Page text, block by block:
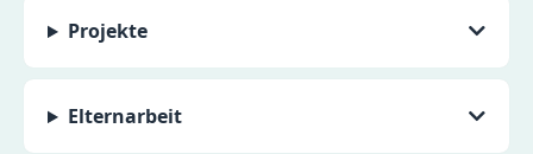
Projekte
Elternarbeit